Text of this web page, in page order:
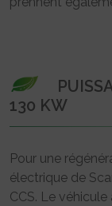
130 KW
Pour une
électrique de
CCS. Le